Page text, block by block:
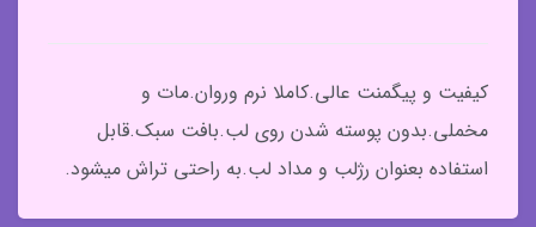
کیفیت و پیگمنت عالی.کاملا نرم وروان.مات و
مخملی.بدون پوسته شدن روی لب.بافت سبک.قابل
استفاده بعنوان رژ‌لب و مداد لب.به راحتی تراش میشود.